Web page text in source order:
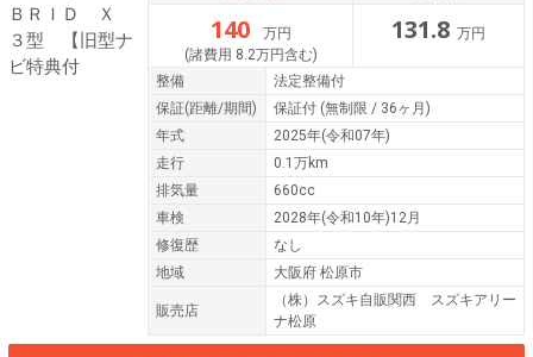
140
万円
(諸費用 8.2万円含む)
131.8 万円
整備
法定整備付
保証(距離/期間) 保証付 (無制限 / 36ヶ月)
年式
2025年(令和07年)
走行
0.1万km
排気量
660cc
車検
2028年(令和10年)12月
修復歴
なし
地域
大阪府 松原市
販売店
（株）スズキ自販関西 スズキアリー
ナ松原